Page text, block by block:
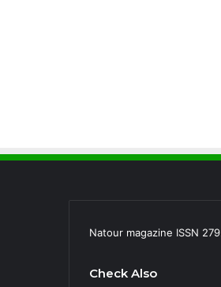
Natour magazine ISSN
Check Also